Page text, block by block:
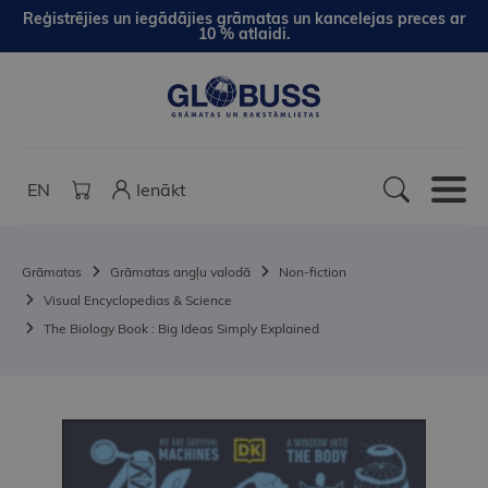
Reģistrējies un iegādājies grāmatas un kancelejas preces ar
10 % atlaidi.
EN Ienākt
Grāmatas Grāmatas angļu valodā
Non-fiction
Visual Encyclopedias & Science
The Biology Book : Big Ideas Simply Explained